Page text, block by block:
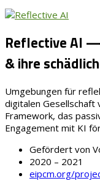
Reflective AI
& ihre
Umgebungen für
digitalen
Framework, das
Engagement mit KI
Gefördert von
2020 – 2021
eipcm.org/